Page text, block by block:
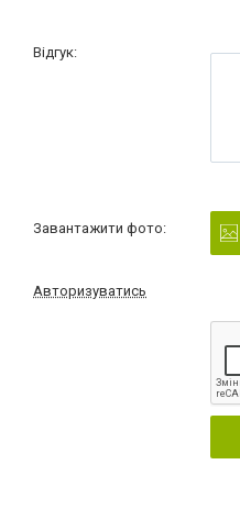
Відгук:
Завантажити фото:
Авторизуватись